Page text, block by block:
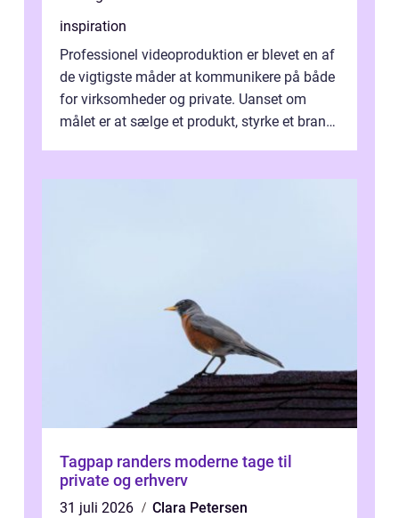
inspiration
Professionel videoproduktion er blevet en af
de vigtigste måder at kommunikere på både
for virksomheder og private. Uanset om
målet er at sælge et produkt, styrke et brand,
Tagpap randers moderne tage til
private og erhverv
31 juli 2026
Clara Petersen